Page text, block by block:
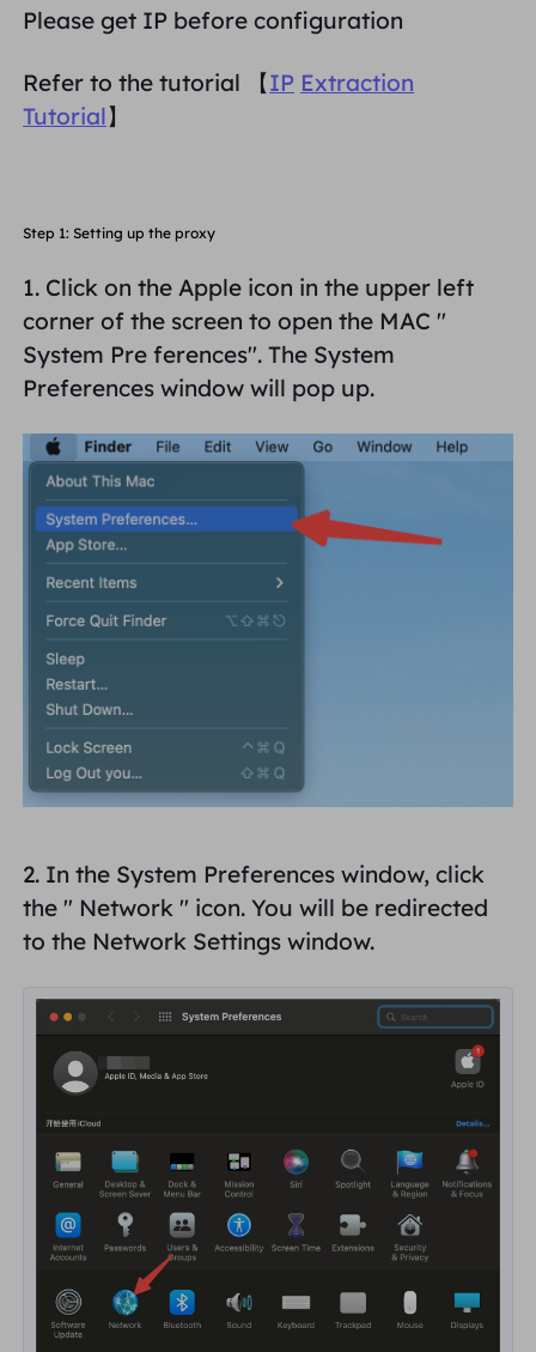
Proteção da marca
Verificação de anúncios
Raspagem e rastreamento da Web
Ver tudo
PARCEIROS
Programa de afiliados
FERRAMENTAS GRATUITAS
Verificador de proxy
Lista de proxy grátis
LOCAIS
Estados Unidos
Brasil
Rússia
Mais integrações
AJUDA
Guia do usuário
Mais integrações
中文
English
Việt Nam
Deutsch
Indonesia
Русский
हिंदी
Aproveitar77% de desconto
Residencial $0/GB $0/dia ilimitado
Please get IP before configuration
Refer to the tutorial 【IP Extraction
Tutorial】
Step 1: Setting up the proxy
1. Click on the Apple icon in the upper left
corner of the screen to open the MAC "
System Pre ferences". The System
Preferences window will pop up.
2. In the System Preferences window, click
the " Network " icon. You will be redirected
to the Network Settings window.